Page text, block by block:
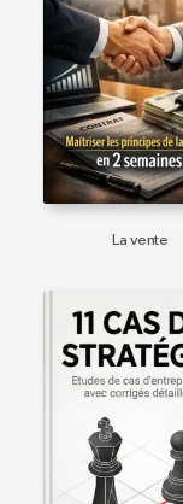
La vente